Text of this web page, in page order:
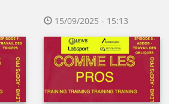
15/09/2025 - 15:13